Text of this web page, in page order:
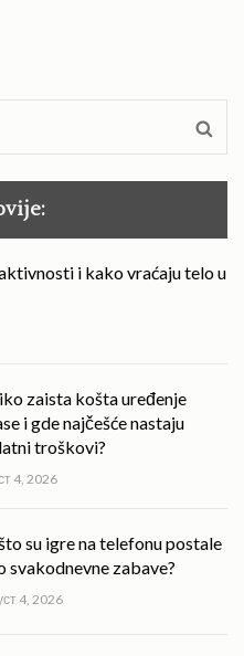
i kako vraćaju telo u
zaista košta uređenje
i gde najčešće nastaju
troškovi?
4, 2026
su igre na telefonu postale
svakodnevne zabave?
4, 2026